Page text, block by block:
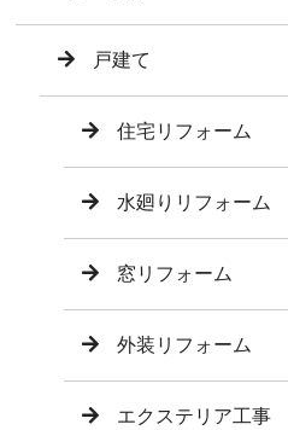
戸建て
住宅リフォーム
水廻りリフォーム
窓リフォーム
外装リフォーム
エクステリア工事